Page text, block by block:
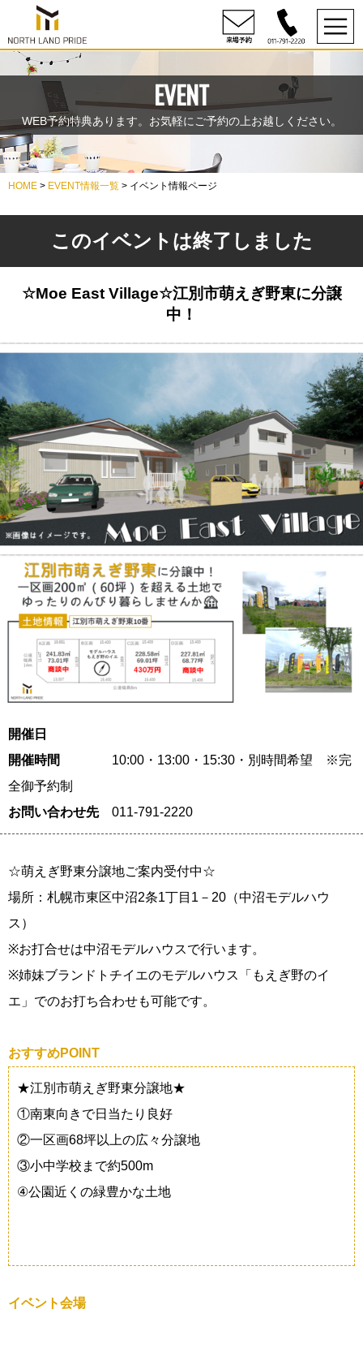
EVENT
WEB予約特典あります。お気軽にご予約の上お越しください。
HOME > EVENT情報一覧 > イベント情報ページ
このイベントは終了しました
☆Moe East Village☆江別市萌えぎ野東に分譲
中！
開催日
開催時間
10:00・13:00・15:30・別時間希望 ※完
全御予約制
お問い合わせ先
011-791-2220
☆萌えぎ野東分譲地ご案内受付中☆
場所：札幌市東区中沼2条1丁目1－20（中沼モデルハウ
ス）
※お打合せは中沼モデルハウスで行います。
※姉妹ブランドトチイエのモデルハウス「もえぎ野のイ
エ」でのお打ち合わせも可能です。
おすすめPOINT
★江別市萌えぎ野東分譲地★
①南東向きで日当たり良好
②一区画68坪以上の広々分譲地
③小中学校まで約500m
④公園近くの緑豊かな土地
イベント会場